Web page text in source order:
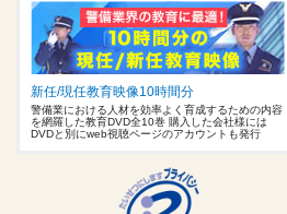
新任/現任教育映像10時間分
警備業における人材を効率よく育成するための内容
を網羅した教育DVD全10巻 購入した会社様には
DVDと別にweb視聴ページのアカウントも発行